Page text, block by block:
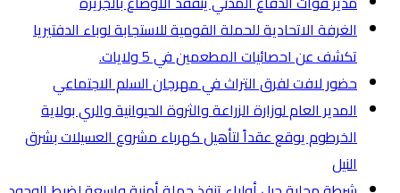
الغرفة الاتحادية للحملة القومية للاستجابة لوباء الدفتيريا
تكشف عن احصائيات المطعمين في 5 ولايات.
حضور لافت لفرق التراث في مهرجان السلم الاجتماعي
المدير العام لوزارة الزراعة والثروة الحيوانية والري بولاية
الخرطوم يوقع عقداً لتأهيل كهرباء مشروع العسيلات بشرق
النيل